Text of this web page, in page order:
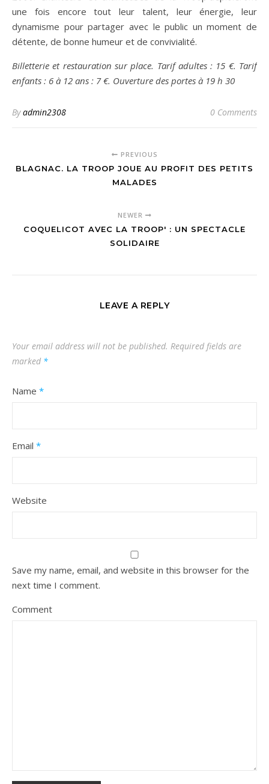
une fois encore tout leur talent, leur énergie, leur
dynamisme pour partager avec le public un moment de
détente, de bonne humeur et de convivialité.
Billetterie et restauration sur place. Tarif adultes : 15 €. Tarif
enfants : 6 à 12 ans : 7 €. Ouverture des portes à 19 h 30
Byadmin2308 0 Comments
PREVIOUS
BLAGNAC. LA TROOP JOUE AU PROFIT DES PETITS
MALADES
NEWER
COQUELICOT AVEC LA TROOP' : UN SPECTACLE
SOLIDAIRE
LEAVE A REPLY
Your email address will not be published. Required fields are
marked *
Name *
Email *
Website
Save my name, email, and website in this browser for the
next time I comment.
Comment